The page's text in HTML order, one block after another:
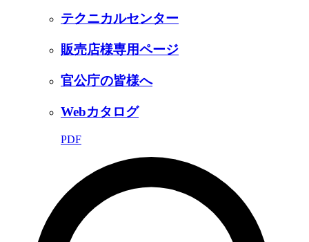
テクニカルセンター
販売店様専用ページ
官公庁の皆様へ
Webカタログ
PDF